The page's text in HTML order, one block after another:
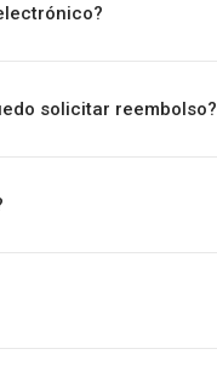
solicitar reembolso?